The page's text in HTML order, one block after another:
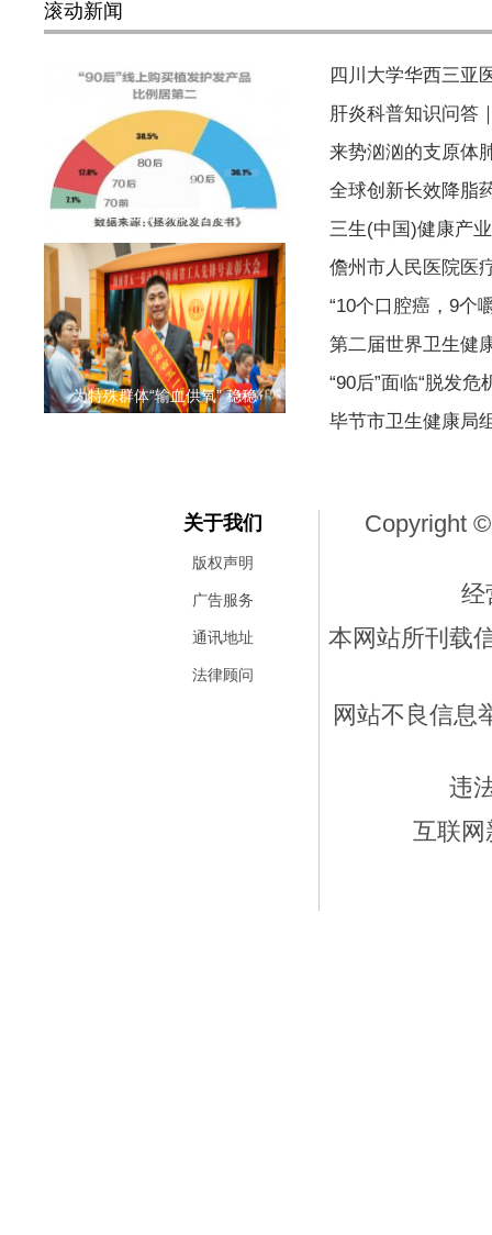
滚动新闻
“90后”面临“脱发危机” 千
为特殊群体“输血供氧” 稳稳
四川大学华西三亚
肝炎科普知识问答
来势汹汹的支原体
全球创新长效降脂
三生(中国)健康产
儋州市人民医院医
“10个口腔癌，9个
第二届世界卫生健
“90后”面临“脱发危
毕节市卫生健康局
关于我们
版权声明
广告服务
通讯地址
法律顾问
Copyright
经
本网站所刊载
网站不良信息
违
互联网